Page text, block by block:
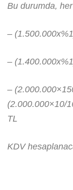
Bu durumda,
–
–
–
(2.000.000×10/
TL
KDV